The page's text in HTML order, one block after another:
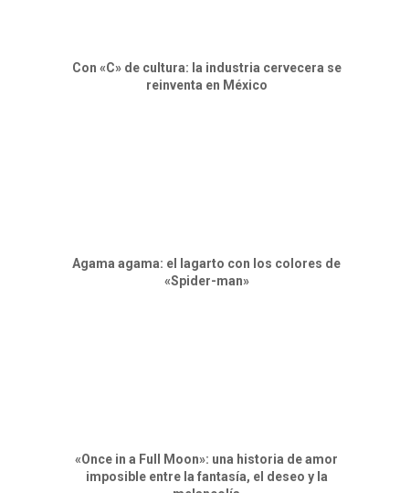
Con «C» de cultura: la industria cervecera se
reinventa en México
Agama agama: el lagarto con los colores de
«Spider-man»
«Once in a Full Moon»: una historia de amor
imposible entre la fantasía, el deseo y la